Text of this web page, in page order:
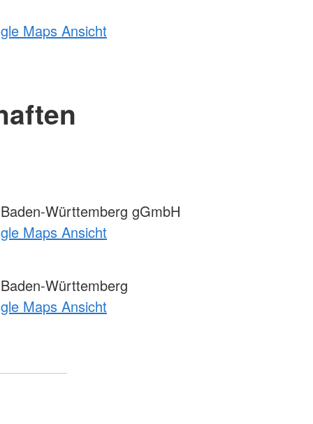
Maps Ansicht
Württemberg gGmbH
Maps Ansicht
Württemberg
Maps Ansicht